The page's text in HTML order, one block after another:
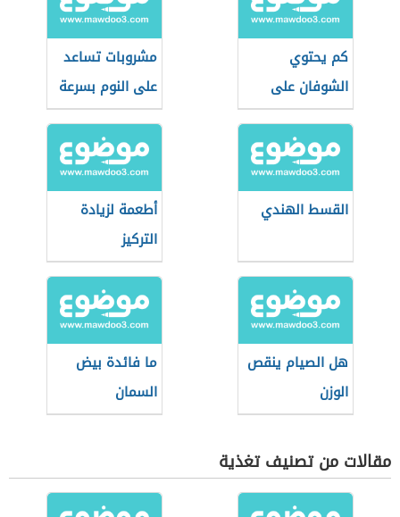
كم يحتوي
الشوفان على
بروتين
مشروبات تساعد
على النوم بسرعة
القسط الهندي
أطعمة لزيادة
التركيز
هل الصيام ينقص
الوزن
ما فائدة بيض
السمان
مقالات من تصنيف تغذية